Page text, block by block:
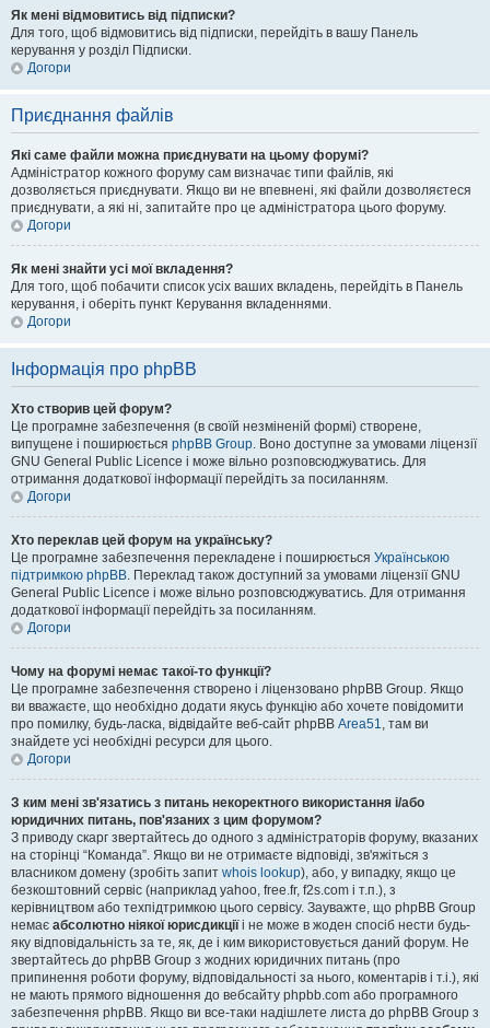
Як мені відмовитись від підписки?
Для того, щоб відмовитись від підписки, перейдіть в вашу Панель
керування у розділ Підписки.
Догори
Приєднання файлів
Які саме файли можна приєднувати на цьому форумі?
Адміністратор кожного форуму сам визначає типи файлів, які
дозволяється приєднувати. Якщо ви не впевнені, які файли дозволяєтеся
приєднувати, а які ні, запитайте про це адміністратора цього форуму.
Догори
Як мені знайти усі мої вкладення?
Для того, щоб побачити список усіх ваших вкладень, перейдіть в Панель
керування, і оберіть пункт Керування вкладеннями.
Догори
Інформація про phpBB
Хто створив цей форум?
Це програмне забезпечення (в своїй незміненій формі) створене,
випущене і поширюється phpBB Group. Воно доступне за умовами ліцензії
GNU General Public Licence і може вільно розповсюджуватись. Для
отримання додаткової інформації перейдіть за посиланням.
Догори
Хто переклав цей форум на українську?
Це програмне забезпечення перекладене і поширюється Українською
підтримкою phpBB. Переклад також доступний за умовами ліцензії GNU
General Public Licence і може вільно розповсюджуватись. Для отримання
додаткової інформації перейдіть за посиланням.
Догори
Чому на форумі немає такої-то функції?
Це програмне забезпечення створено і ліцензовано phpBB Group. Якщо
ви вважаєте, що необхідно додати якусь функцію або хочете повідомити
про помилку, будь-ласка, відвідайте веб-сайт phpBB Area51, там ви
знайдете усі необхідні ресурси для цього.
Догори
З ким мені зв'язатись з питань некоректного використання і/або
юридичних питань, пов'язаних з цим форумом?
З приводу скарг звертайтесь до одного з адміністраторів форуму, вказаних
на сторінці “Команда”. Якщо ви не отримаєте відповіді, зв'яжіться з
власником домену (зробіть запит whois lookup), або, у випадку, якщо це
безкоштовний сервіс (наприклад yahoo, free.fr, f2s.com і т.п.), з
керівництвом або техпідтримкою цього сервісу. Зауважте, що phpBB Group
немає абсолютно ніякої юрисдикціїі не може в жоден спосіб нести будь-
яку відповідальність за те, як, де і ким використовується даний форум. Не
звертайтесь до phpBB Group з жодних юридичних питань (про
припинення роботи форуму, відповідальності за нього, коментарів і т.і.), які
не мають прямого відношення до вебсайту phpbb.com або програмного
забезпечення phpBB. Якщо ви все-таки надішлете листа до phpBB Group з